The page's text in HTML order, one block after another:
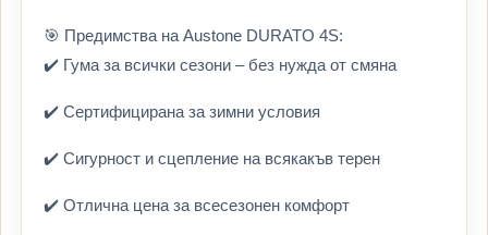
🎯 Предимства на Austone DURATO 4S:
✔️ Гума за всички сезони – без нужда от смяна
✔️ Сертифицирана за зимни условия
✔️ Сигурност и сцепление на всякакъв терен
✔️ Отлична цена за всесезонен комфорт